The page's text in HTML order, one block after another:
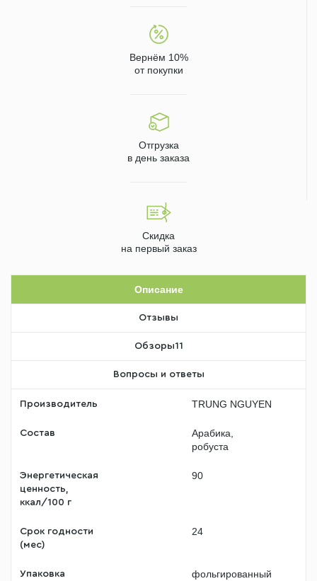
Вернём 10%
от покупки
Отгрузка
в день заказа
Скидка
на первый заказ
Описание
Отзывы
Обзоры11
Вопросы и ответы
Производитель TRUNG NGUYEN
Состав
Арабика,
робуста
Энергетическая
ценность,
ккал/100 г
90
Срок годности
(мес)
24
Упаковка
фольгированный